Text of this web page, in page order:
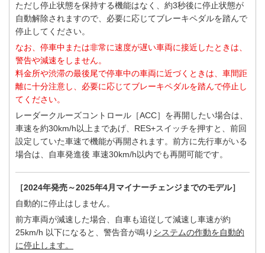
ただし停止状態を保持する機能はなく、約3秒後に停止状態が
自動解除されますので、必要に応じてブレーキペダルを踏んで
停止してください。
なお、停車中または非常に速度が遅い車両に接近したときは、
警告や減速をしません。
料金所や渋滞の最後尾で停車中の車両に近づくときは、車間距
離に十分注意し、必要に応じてブレーキペダルを踏んで停止し
てください。
レーダークルーズコントロール［ACC］を再開したい場合は、
車速を約30km/h以上まであげ、RES+スイッチを押すと、前回
設定していた車速で機能が再開されます。前方に先行車がいる
場合は、自車発進後 車速30km/h以内でも再開可能です。
［2024年発売～2025年4月マイナーチェンジまでのモデル］
自動的に停止はしません。
前方車両が減速した場合、自車も追従して減速し車速が約
25km/h 以下になると、警告音が鳴り システムの作動を自動的
に停止します。